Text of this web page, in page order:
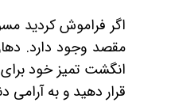
اگر فراموش کردید
مقصد وجود دارد.
انگشت تمیز خود
قرار دهید و به آرامی